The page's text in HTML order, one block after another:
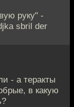
руку" -
sbril der
- а теракты
в какую